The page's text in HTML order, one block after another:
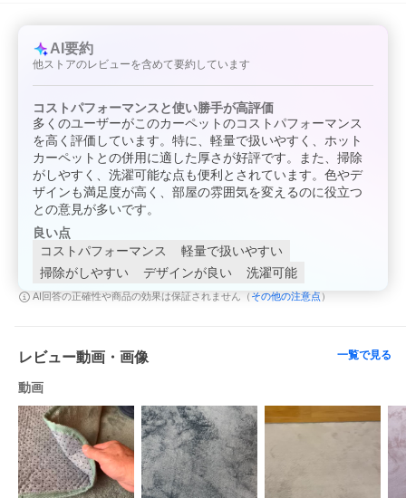
ひんやり×ワッフルで心地よい敷きパ
短毛フランネルで掃除も楽々清潔快
適ラグ
すぐに使える布団セ
ット
洗える肌掛け布団
トレス
AI要約
他ストアのレビューを含めて要約しています
コストパフォーマンスと使い勝手が高評価
多くのユーザーがこのカーペットのコストパフォーマンス
を高く評価しています。特に、軽量で扱いやすく、ホット
カーペットとの併用に適した厚さが好評です。また、掃除
がしやすく、洗濯可能な点も便利とされています。色やデ
ザインも満足度が高く、部屋の雰囲気を変えるのに役立つ
との意見が多いです。
良い点
コストパフォーマンス
軽量で扱いやすい
掃除がしやすい
デザインが良い 洗濯可能
AI回答の正確性や商品の効果は保証されません（ その他の注意点 ）
レビュー動画・画像 一覧で見る
動画